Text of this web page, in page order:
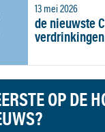
13 mei 2026
de nieuwste
OP DE